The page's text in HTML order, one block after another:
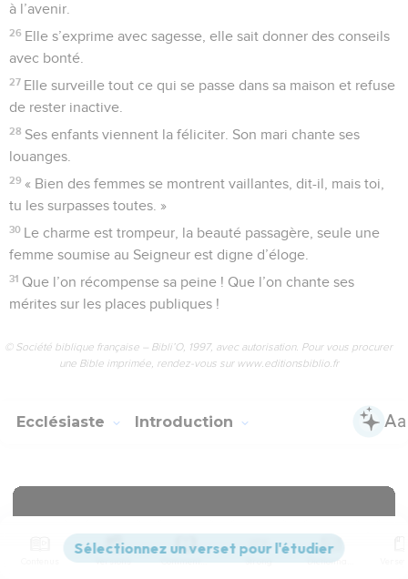
à l’avenir.
26 Elle s’exprime avec sagesse, elle sait donner des conseils
avec bonté.
27 Elle surveille tout ce qui se passe dans sa maison et refuse
de rester inactive.
28 Ses enfants viennent la féliciter. Son mari chante ses
louanges.
29 « Bien des femmes se montrent vaillantes, dit-il, mais toi,
tu les surpasses toutes. »
30 Le charme est trompeur, la beauté passagère, seule une
femme soumise au Seigneur est digne d’éloge.
31 Que l’on récompense sa peine ! Que l’on chante ses
mérites sur les places publiques !
© Société biblique française – Bibli’O, 1997, avec autorisation. Pour vous procurer
une Bible imprimée, rendez-vous sur www.editionsbiblio.fr
Ecclésiaste Introduction
Versions Commentaires Strong